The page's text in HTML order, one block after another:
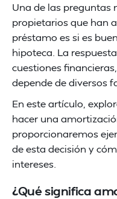
Una de las preguntas
propietarios que han
préstamo es si es
hipoteca. La
cuestiones
depende de diversos
En este artículo,
hacer una
proporcionaremos
de esta decisión y
intereses.
¿Qué significa